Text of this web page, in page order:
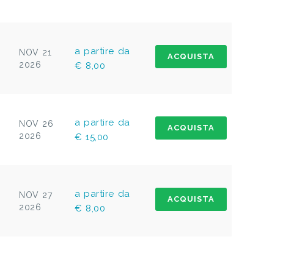
NOV 21
2026
a partire da
€ 8,00
ACQUISTA
NOV 26
2026
a partire da
€ 15,00
ACQUISTA
NOV 27
2026
a partire da
€ 8,00
ACQUISTA